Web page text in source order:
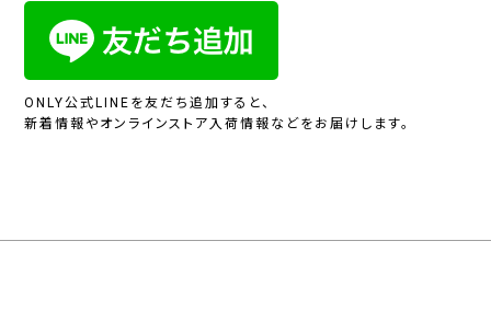
ONLY公式LINEを友だち追加すると、
新着情報やオンラインストア入荷情報などをお届けします。